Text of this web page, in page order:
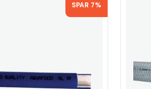
SPAR 7%